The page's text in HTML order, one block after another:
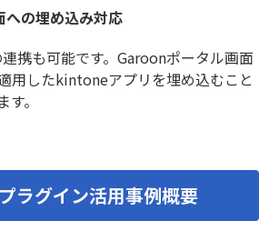
の埋め込み対応
携も可能です。Garoonポータル画面
用したkintoneアプリを埋め込むこと
。
ラグイン活用事例概要